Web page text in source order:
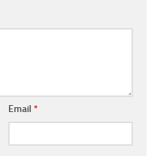
Email *